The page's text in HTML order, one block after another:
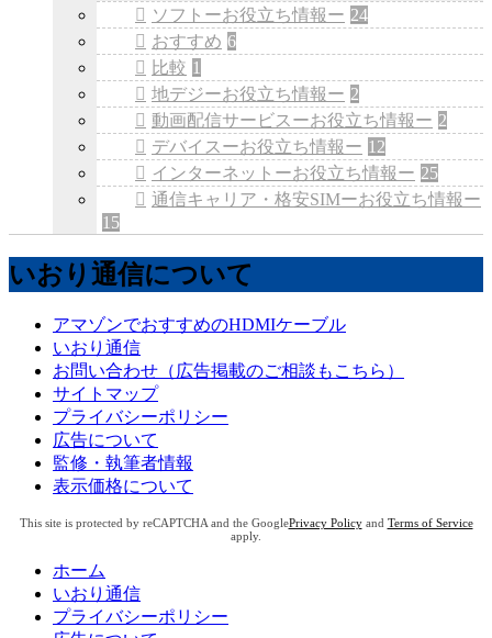
ソフトーお役立ち情報ー 24
おすすめ 6
比較 1
地デジーお役立ち情報ー 2
動画配信サービスーお役立ち情報ー 2
デバイスーお役立ち情報ー 12
インターネットーお役立ち情報ー 25
通信キャリア・格安SIMーお役立ち情報ー
15
いおり通信について
アマゾンでおすすめのHDMIケーブル
いおり通信
お問い合わせ（広告掲載のご相談もこちら）
サイトマップ
プライバシーポリシー
広告について
監修・執筆者情報
表示価格について
This site is protected by reCAPTCHA and the GooglePrivacy Policyand Terms of Service
apply.
ホーム
いおり通信
プライバシーポリシー